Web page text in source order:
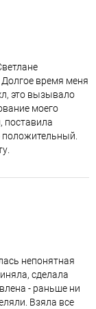
время меня
это вызывало
моего
поставила
положительный.
непонятная
сделала
- раньше ни
Взяла все